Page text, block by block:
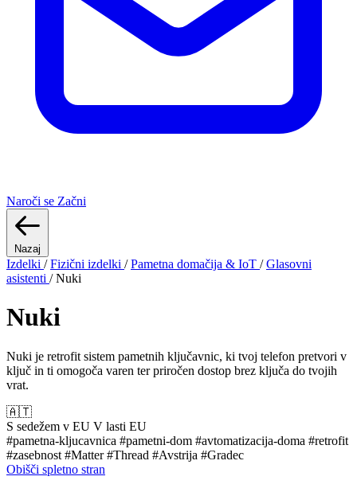
Naroči se Začni
Nazaj
Izdelki / Fizični izdelki / Pametna domačija & IoT / Glasovni
asistenti / Nuki
Nuki
Nuki je retrofit sistem pametnih ključavnic, ki tvoj telefon pretvori v
ključ in ti omogoča varen ter priročen dostop brez ključa do tvojih
vrat.
🇦🇹
S sedežem v EU V lasti EU
#pametna-kljucavnica #pametni-dom #avtomatizacija-doma #retrofit
#zasebnost #Matter#Thread #Avstrija #Gradec
Obišči spletno stran